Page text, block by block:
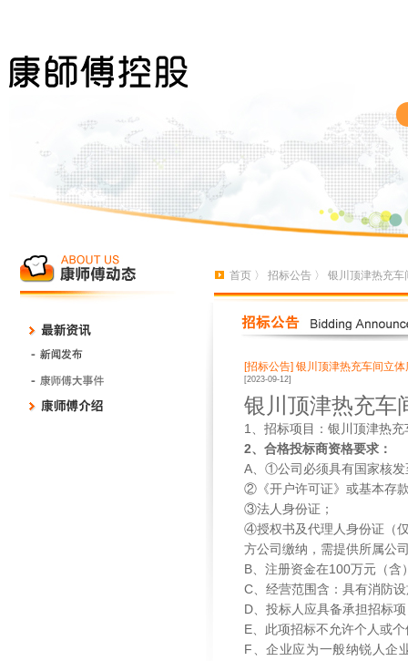
首页 〉 招标公告 〉 银川顶津热充
[招标公告] 银川顶津热充车间立
[2023-09-12]
银川顶津热充车
1
、招标项目：银川顶津热
2、合格投标商资格要求：
A 、①公司必须具有国家核
②《开户许可证》或基本存
③法人身份证；
④授权书及代理人身份证（
方公司缴纳，需提供所属公
B 、注册资金在100万元（含
C 、经营范围含：具有消防
D 、投标人应具备承担招标
E 、此项招标不允许个人或
F 、企业应为一般纳锐人